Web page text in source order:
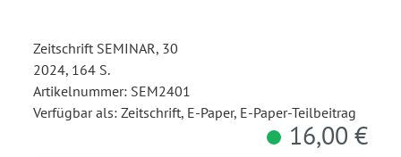
Zeitschrift SEMINAR, 30
2024, 164 S.
Artikelnummer: SEM2401
Verfügbar als: Zeitschrift, E-Paper, E-Paper-Teilbeitrag
16,00 €